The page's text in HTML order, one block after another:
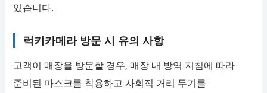
있습니다.
럭키카메라 방문 시 유의 사항
고객이 매장을 방문할 경우, 매장 내 방역 지침에 따라
준비된 마스크를 착용하고 사회적 거리 두기를